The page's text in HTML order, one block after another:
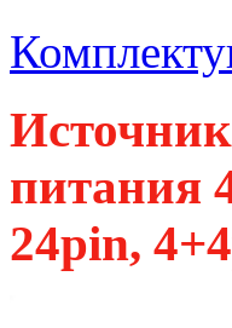
питания
24pin,